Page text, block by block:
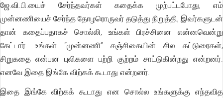
ஜே.வி.பி.யைச் சேர்ந்தவர்கள் கதைக்க முற்பட்டபோது, எம்
முன்னணியைச் சேர்ந்த தோழரொருவர் தடுத்து நிறுத்தி, இவர்களுடன்
தான் கதைப்பதாகச் சொல்லி, உங்கள் பிரச்சினை என்னவென்று
கேட்டார். உங்கள் “முன்னணி” சஞ்சிகையின் சில கட்டுரைகள்,
சிறுகதை என்பன புலிகளை பற்றி குற்றம் சாட்டுகின்றது என்றனர்.
எனவே இதை இங்கே விற்கக் கூடாது என்றனர்.
இதை இங்கே விற்கக் கூடாது என சொல்ல உங்களுக்கு எந்தவித